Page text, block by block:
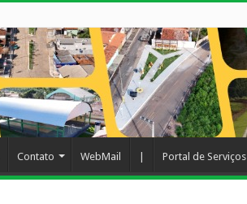
Contato WebMail Portal de Serviços